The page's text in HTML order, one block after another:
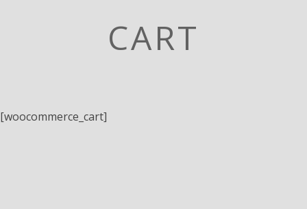
CART
[woocommerce_cart]